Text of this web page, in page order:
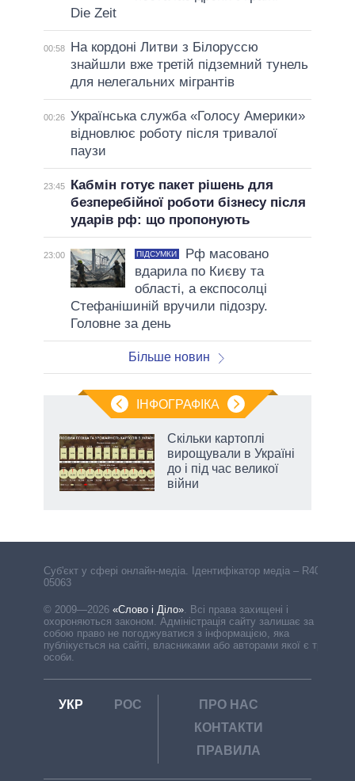
Die Zeit
00:58
На кордоні Литви з Білоруссю
знайшли вже третій підземний тунель
для нелегальних мігрантів
00:26 Українська служба «Голосу Америки»
відновлює роботу після тривалої
паузи
23:45
Кабмін готує пакет рішень для
безперебійної роботи бізнесу після
ударів рф: що пропонують
23:00 ПІДСУМКИ
Рф масовано
вдарила по Києву та
області, а експосолці
Стефанішиній вручили підозру.
Головне за день
Більше новин
ІНФОГРАФІКА
Скільки картоплі
вирощували в Україні
до і під час великої
війни
Cуб'єкт у сфері онлайн-медіа. Ідентифікатор медіа – R40-
05063
© 2009—2026 «Слово і Діло». Всі права захищені і
охороняються законом. Адміністрація сайту залишає за
собою право не погоджуватися з інформацією, яка
публікується на сайті, власниками або авторами якої є треті
особи.
УКР РОС
ПРО НАС
КОНТАКТИ
ПРАВИЛА